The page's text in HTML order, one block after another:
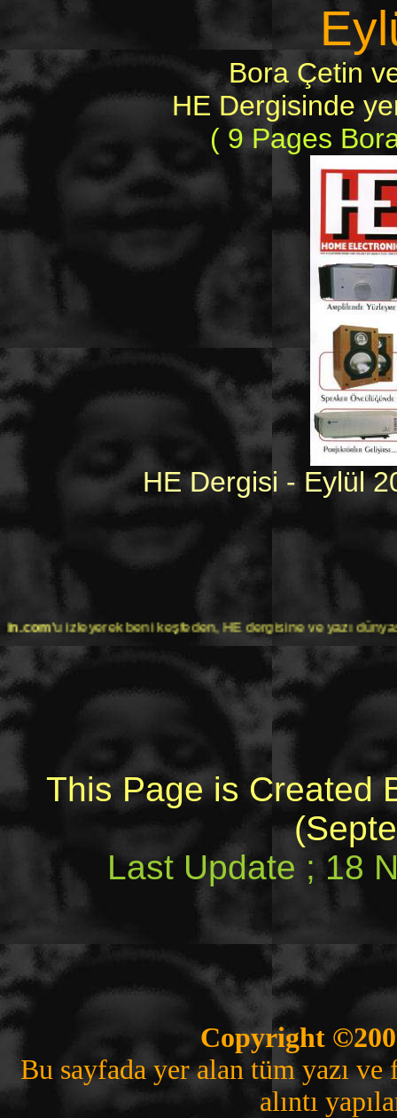
Bora Çetin
HE Dergisinde
( 9 Pages
HE Dergisi - Eylül
keşfeden, HE dergisine ve yazı dünyasına sürekli yazı
This Page is Created
Last Update ; 18
Copyright
Bu sayfada yer alan tüm yazı
alıntı